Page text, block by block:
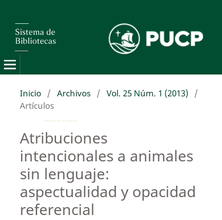
Inicio / Archivos / Vol. 25 Núm. 1 (2013)
/
Artículos
Atribuciones
intencionales a animales
sin lenguaje:
aspectualidad y opacidad
referencial